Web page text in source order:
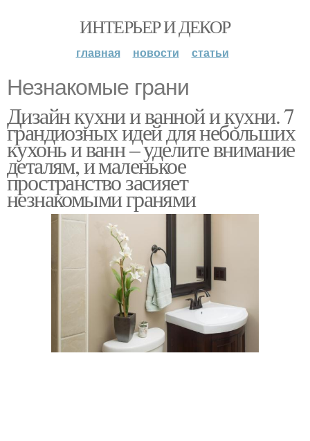
ИНТЕРЬЕР И ДЕКОР
главная новости статьи
Незнакомые грани
Дизайн кухни и ванной и кухни. 7
грандиозных идей для небольших
кухонь и ванн – уделите внимание
деталям, и маленькое
пространство засияет
незнакомыми гранями